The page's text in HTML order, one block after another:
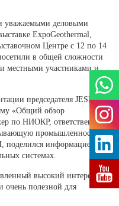
уважаемыми деловыми
ExpoGeothermal,
Центре с 12 по 14
в общей сложности
местными участниками и
председателя JESDER
«Общий обзор
по НИОКР, ответственный
промышленность и
информацией по
системах.
высокий интерес к
очень полезной для